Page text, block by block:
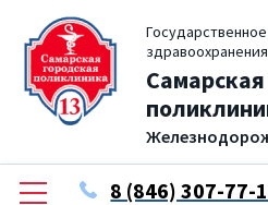
8 (846) 307-77-